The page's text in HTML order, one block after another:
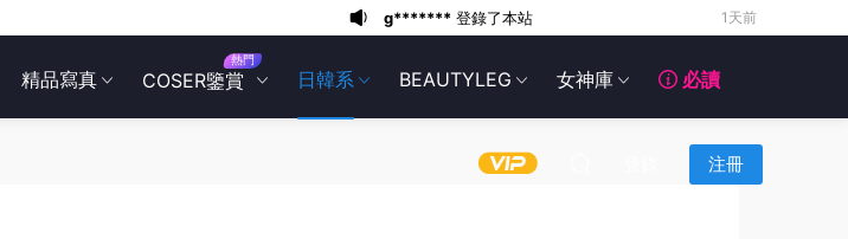
精品寫真 COSER鑒賞
熱門
日韓系 BEAUTYLEG 女神庫 必讀
注冊
g******* 登錄了本站 1天前
6*******
6******* 2天前
2天前